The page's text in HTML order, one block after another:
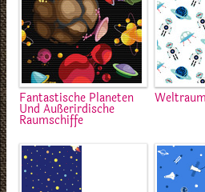
Fantastische Planeten
Und Außerirdische
Raumschiffe